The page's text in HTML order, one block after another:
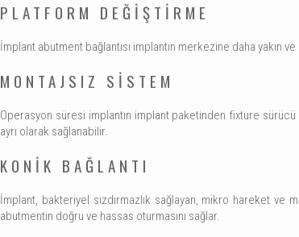
PLATFORM DEĞİŞTİRME
İmplant abutment bağlantısı implantın merkezine daha yakın
MONTAJSIZ SİSTEM
Operasyon süresi implantın implant paketinden fixture sürücü
ayrı olarak sağlanabilir.
KONİK BAĞLANTI
İmplant, bakteriyel sızdırmazlık sağlayan, mikro hareket ve
abutmentin doğru ve hassas oturmasını sağlar.